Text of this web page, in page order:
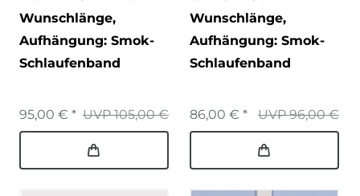
Wunschlänge,
Aufhängung: Smok-
Schlaufenband
UVP 105,00 €
95,00 € *
Wunschlänge,
Aufhängung: Smok-
Schlaufenband
UVP 96,00 €
86,00 € *